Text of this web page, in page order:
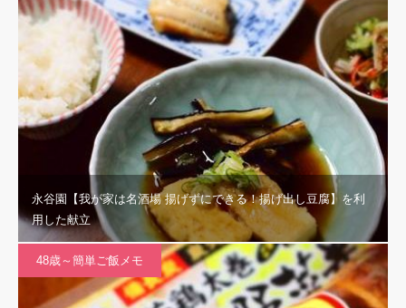
永谷園【我が家は名酒場 揚げずにできる！揚げ出し豆腐】を利
用した献立
48歳～簡単ご飯メモ